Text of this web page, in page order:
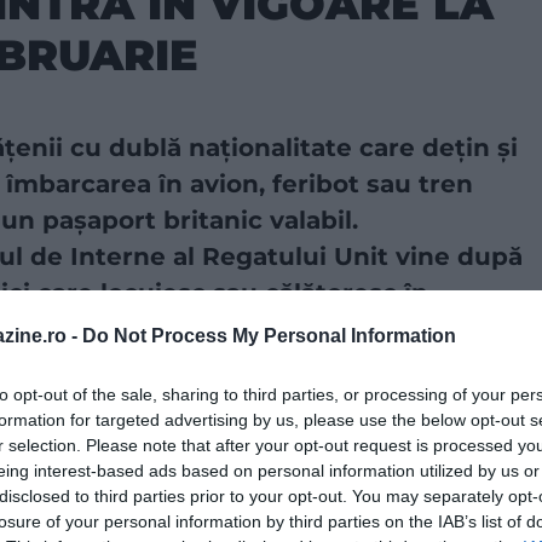
- Do Not Process My Personal Information
opt-out of the sale, sharing to third parties, or processing of your
for targeted advertising by us, please use the below opt-out
selection. Please note that after your opt-out request is processed
interest-based ads based on personal information utilized by us
to third parties prior to your opt-out. You may separately
of your personal information by third parties on the IAB’s list of
cu dublă naționalitate care dețin și
în avion, feribot sau tren
pașaport britanic valabil.
de Interne al Regatului Unit vine după
care locuiesc sau călătoresc în
riscă să nu fie primiți în țară.
sursă preferată în Căutarea Google!
introduse tot din 25 februarie. Potrivit noilor
Unit trebuie să dețină o autorizație de călătorie,
celor scutiți prin lege. Vizitatorii pentru șederi